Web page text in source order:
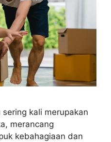
kali merupakan
merancang
kebahagiaan dan